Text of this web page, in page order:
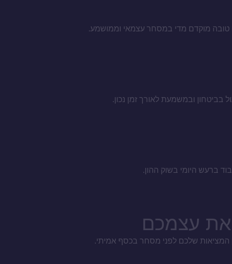
טובה מוקדם מדי במסחר עצמאי וממושמע.
בביטחון ובמשמעת לאורך זמן נכון.
ברעש היומי בשוק ההון.
את עצמכם
המציאות שלכם לפני מסחר בכסף אמיתי.